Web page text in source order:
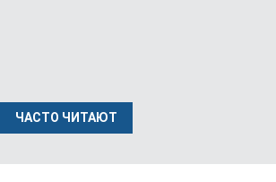
ЧАСТО ЧИТАЮТ